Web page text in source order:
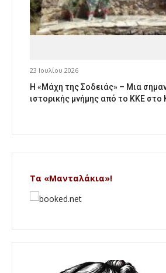
23 Ιουλίου 2026
Η «Μάχη της Σοδειάς» – Μια
ιστορικής μνήμης από το ΚΚΕ στο
Τα «Μανταλάκια»!